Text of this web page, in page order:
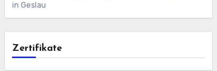
in Geslau
Zertifikate